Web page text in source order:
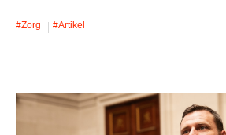
#zorg
#artikel